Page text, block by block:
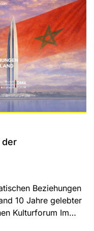
der
Beziehungen
10 Jahre gelebter
Kulturforum Im